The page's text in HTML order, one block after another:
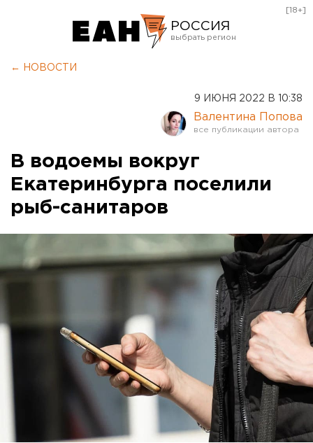
РОССИЯ
Курган
Оренбург
[18+]
← НОВОСТИ
9 ИЮНЯ 2022 В 10:38
Валентина Попова
В водоемы вокруг
Екатеринбурга поселили
рыб-санитаров